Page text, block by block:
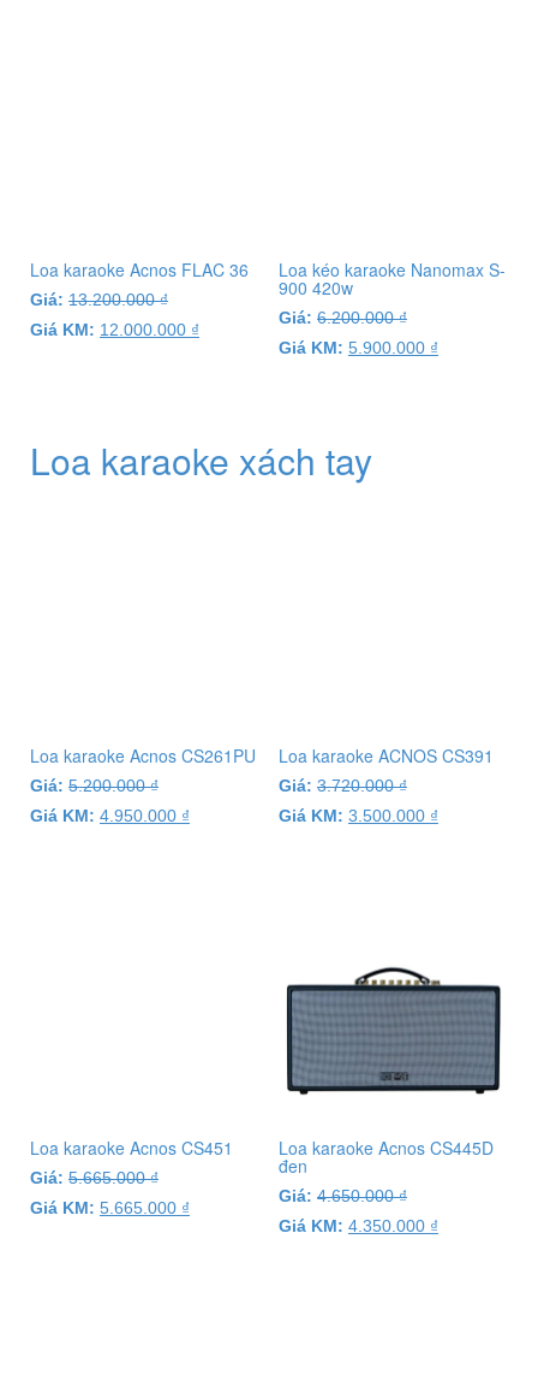
Loa karaoke Acnos FLAC 36
Giá: 13.200.000₫
Giá KM: 12.000.000 ₫
Loa kéo karaoke Nanomax S-
900 420w
Giá: 6.200.000₫
Giá KM: 5.900.000 ₫
Loa karaoke xách tay
Loa karaoke Acnos CS261PU
Giá: 5.200.000₫
Giá KM: 4.950.000 ₫
Loa karaoke ACNOS CS391
Giá: 3.720.000₫
Giá KM: 3.500.000 ₫
Loa karaoke Acnos CS451
Giá: 5.665.000₫
Giá KM: 5.665.000 ₫
Loa karaoke Acnos CS445D
đen
Giá: 4.650.000₫
Giá KM: 4.350.000 ₫